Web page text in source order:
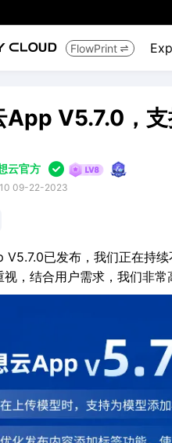
FlowPrint 
App V5.7.0，支
云官方 
09-22-2023
V5.7.0已发布，我们正在持
视，结合用户需求，我们非